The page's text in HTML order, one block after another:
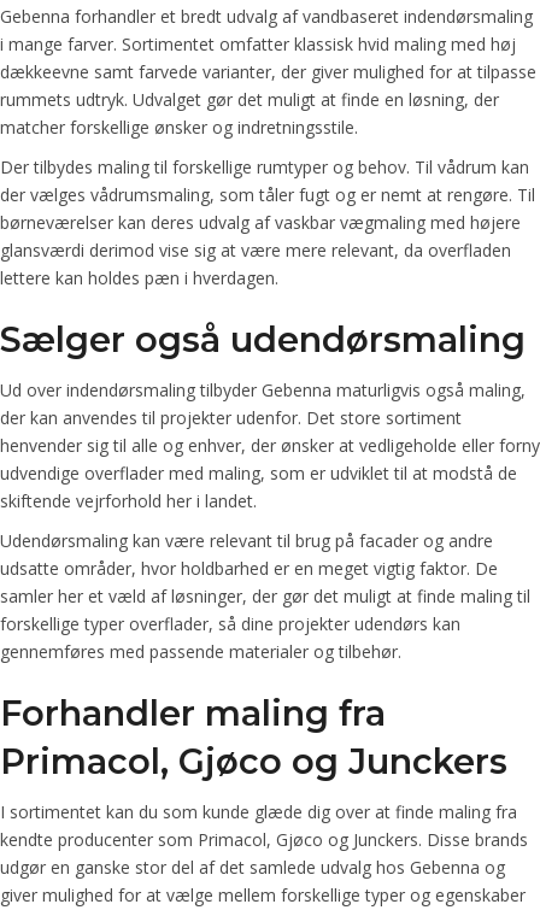
Gebenna forhandler et bredt udvalg af vandbaseret indendørsmaling
i mange farver. Sortimentet omfatter klassisk hvid maling med høj
dækkeevne samt farvede varianter, der giver mulighed for at tilpasse
rummets udtryk. Udvalget gør det muligt at finde en løsning, der
matcher forskellige ønsker og indretningsstile.
Der tilbydes maling til forskellige rumtyper og behov. Til vådrum kan
der vælges vådrumsmaling, som tåler fugt og er nemt at rengøre. Til
børneværelser kan deres udvalg af vaskbar vægmaling med højere
glansværdi derimod vise sig at være mere relevant, da overfladen
lettere kan holdes pæn i hverdagen.
Sælger også udendørsmaling
Ud over indendørsmaling tilbyder Gebenna maturligvis også maling,
der kan anvendes til projekter udenfor. Det store sortiment
henvender sig til alle og enhver, der ønsker at vedligeholde eller forny
udvendige overflader med maling, som er udviklet til at modstå de
skiftende vejrforhold her i landet.
Udendørsmaling kan være relevant til brug på facader og andre
udsatte områder, hvor holdbarhed er en meget vigtig faktor. De
samler her et væld af løsninger, der gør det muligt at finde maling til
forskellige typer overflader, så dine projekter udendørs kan
gennemføres med passende materialer og tilbehør.
Forhandler maling fra
Primacol, Gjøco og Junckers
I sortimentet kan du som kunde glæde dig over at finde maling fra
kendte producenter som Primacol, Gjøco og Junckers. Disse brands
udgør en ganske stor del af det samlede udvalg hos Gebenna og
giver mulighed for at vælge mellem forskellige typer og egenskaber